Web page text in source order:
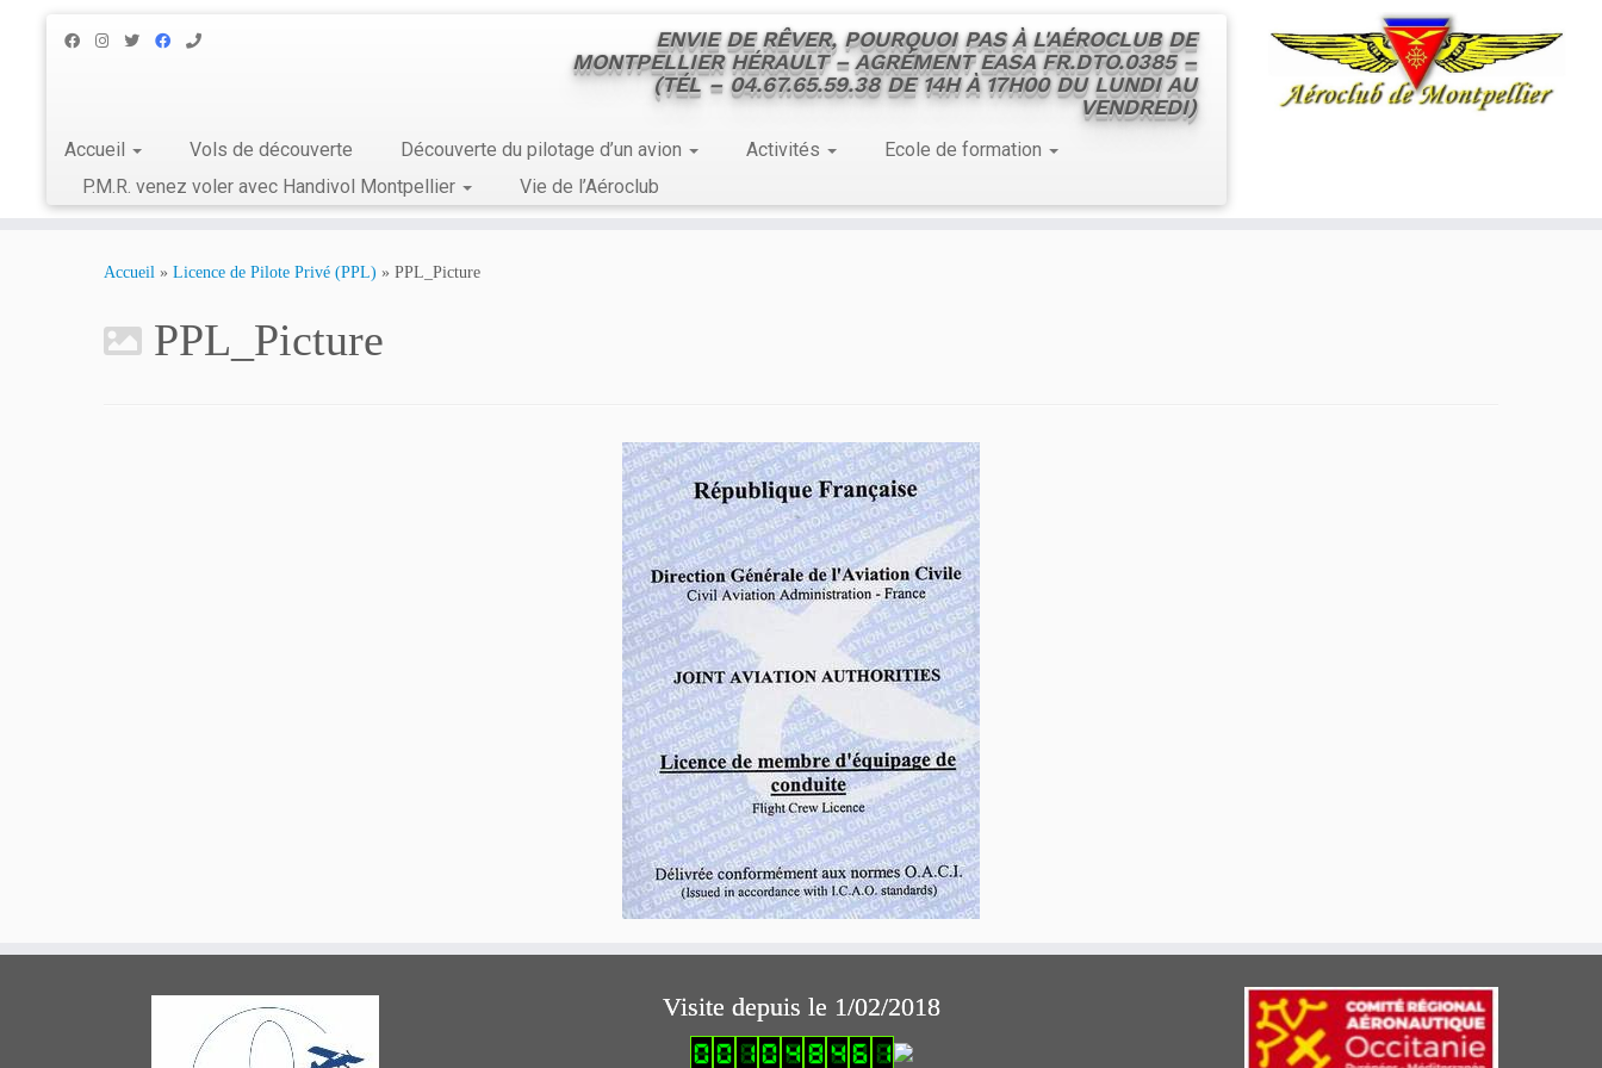
ENVIE DE RÊVER, POURQUOI PAS À L'AÉROCLUB DE
MONTPELLIER HÉRAULT – AGRÉMENT EASA FR.DTO.0385 –
(TÉL – 04.67.65.59.38 DE 14H À 17H00 DU LUNDI AU
VENDREDI)
Accueil Vols de découverte Découverte du pilotage d’un avion Activités
Ecole de formation
P.M.R. venez voler avec Handivol Montpellier
Vie de l’Aéroclub
Accueil » Licence de Pilote Privé (PPL) » PPL_Picture
PPL_Picture
Visite depuis le 1/02/2018